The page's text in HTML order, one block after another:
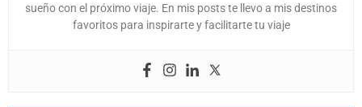
sueño con el próximo viaje. En mis posts te llevo a mis destinos
favoritos para inspirarte y facilitarte tu viaje